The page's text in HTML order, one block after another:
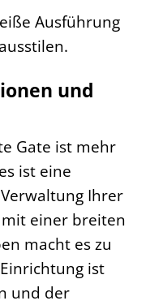
Ausführung
und
Gate ist mehr
ist eine
Ihrer
einer breiten
macht es zu
ist
und der